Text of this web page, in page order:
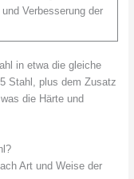
Verbesserung der
in etwa die gleiche
Stahl, plus dem Zusatz
die Härte und
Art und Weise der